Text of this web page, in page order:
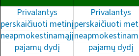
Privalantys
perskaičiuoti metinį
neapmokestinamąjį
pajamų dydį
Privalantys
perskaičiuoti
pajamų dydį